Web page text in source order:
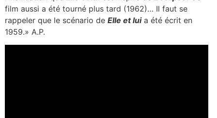
film aussi a été tourné plus tard (1962)… Il faut se
rappeler que le scénario de Elle et luia été écrit en
1959.» A.P.